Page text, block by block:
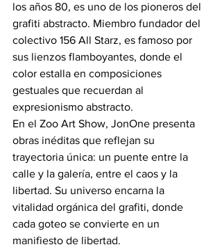
los años 80, es uno de los pioneros del
grafiti abstracto. Miembro fundador del
colectivo 156 All Starz, es famoso por
sus lienzos flamboyantes, donde el
color estalla en composiciones
gestuales que recuerdan al
expresionismo abstracto.
En el Zoo Art Show, JonOne presenta
obras inéditas que reflejan su
trayectoria única: un puente entre la
calle y la galería, entre el caos y la
libertad. Su universo encarna la
vitalidad orgánica del grafiti, donde
cada goteo se convierte en un
manifiesto de libertad.